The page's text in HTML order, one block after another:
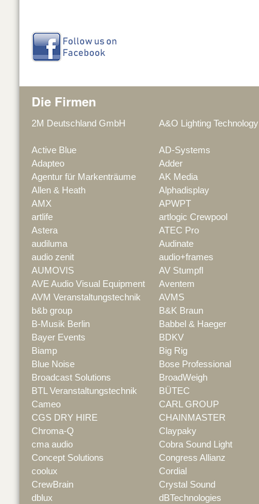
Die Firmen
2M Deutschland GmbH A&O Lighting Technology
Active Blue
AD-Systems
Adapteo
Adder
Agentur für Markenträume
AK Media
Allen & Heath
Alphadisplay
AMX
APWPT
artlife
artlogic Crewpool
Astera
ATEC Pro
audiluma
Audinate
audio zenit
audio+frames
AUMOVIS
AV Stumpfl
AVE Audio Visual Equipment
Aventem
AVM Veranstaltungstechnik
AVMS
b&b group
B&K Braun
B-Musik Berlin
Babbel & Haeger
Bayer Events
BDKV
Biamp
Big Rig
Blue Noise
Bose Professional
Broadcast Solutions
BroadWeigh
BTL Veranstaltungstechnik
BÜTEC
Cameo
CARL GROUP
CGS DRY HIRE
CHAINMASTER
Chroma-Q
Claypaky
cma audio
Cobra Sound Light
Concept Solutions
Congress Allianz
coolux
Cordial
CrewBrain
Crystal Sound
dblux
dBTechnologies